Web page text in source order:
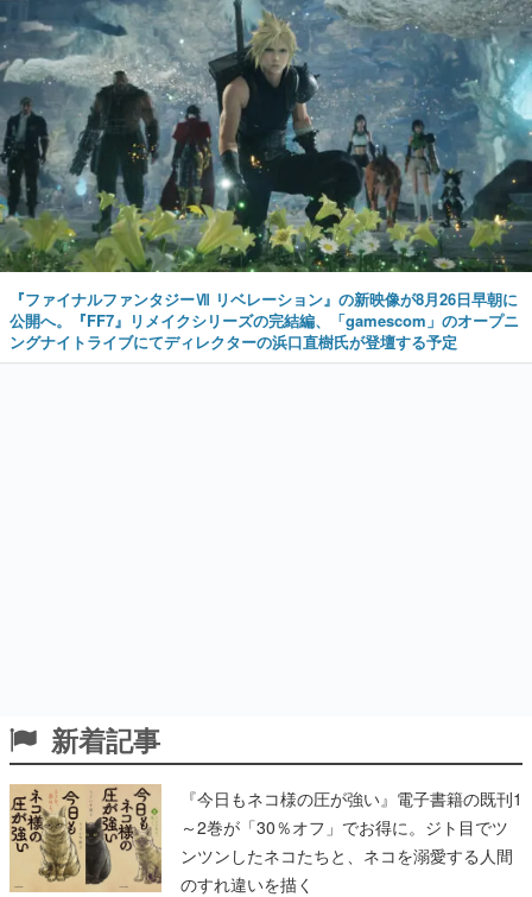
『ファイナルファンタジーⅦ リベレーション』の新映像が8月26日早朝に
公開へ。『FF7』リメイクシリーズの完結編、「gamescom」のオープニ
ングナイトライブにてディレクターの浜口直樹氏が登壇する予定
新着記事
『今日もネコ様の圧が強い』電子書籍の既刊1
～2巻が「30％オフ」でお得に。ジト目でツ
ンツンしたネコたちと、ネコを溺愛する人間
のすれ違いを描く